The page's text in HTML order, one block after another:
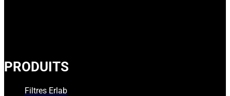
PRODUITS
Filtres Erlab